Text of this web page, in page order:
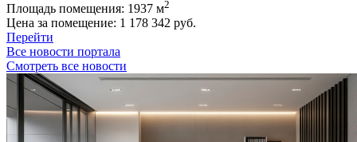
Площадь помещения: 1937 м2
Цена за помещение: 1 178 342 руб.
Перейти
Все новости портала
Смотреть все новости